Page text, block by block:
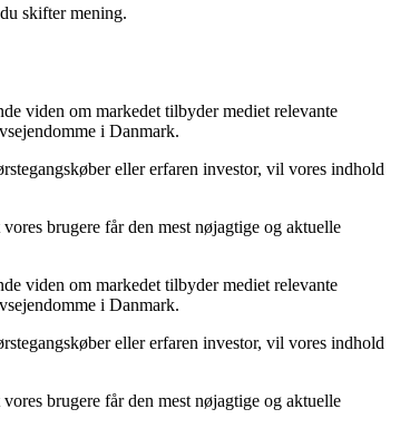
skifter mening.
viden om markedet tilbyder mediet relevante
i Danmark.
eller erfaren investor, vil vores indhold
brugere får den mest nøjagtige og aktuelle
viden om markedet tilbyder mediet relevante
i Danmark.
eller erfaren investor, vil vores indhold
brugere får den mest nøjagtige og aktuelle